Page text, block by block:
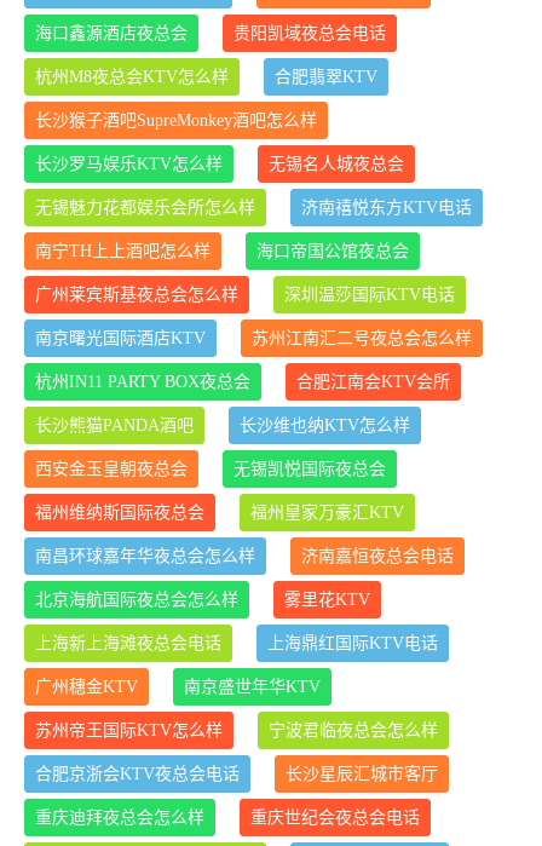
海口鑫源酒店夜总会 贵阳凯域夜总会电话
杭州M8夜总会KTV怎么样 合肥翡翠KTV
长沙猴子酒吧SupreMonkey酒吧怎么样
长沙罗马娱乐KTV怎么样 无锡名人城夜总会
无锡魅力花都娱乐会所怎么样 济南禧悦东方KTV电话
南宁TH上上酒吧怎么样 海口帝国公馆夜总会
广州莱宾斯基夜总会怎么样 深圳温莎国际KTV电话
南京曙光国际酒店KTV 苏州江南汇二号夜总会怎么样
杭州IN11 PARTY BOX夜总会 合肥江南会KTV会所
长沙熊猫PANDA酒吧 长沙维也纳KTV怎么样
西安金玉皇朝夜总会 无锡凯悦国际夜总会
福州维纳斯国际夜总会 福州皇家万豪汇KTV
南昌环球嘉年华夜总会怎么样 济南嘉恒夜总会电话
北京海航国际夜总会怎么样 雾里花KTV
上海新上海滩夜总会电话 上海鼎红国际KTV电话
广州穗金KTV 南京盛世年华KTV
苏州帝王国际KTV怎么样 宁波君临夜总会怎么样
合肥京浙会KTV夜总会电话 长沙星辰汇城市客厅
重庆迪拜夜总会怎么样 重庆世纪会夜总会电话